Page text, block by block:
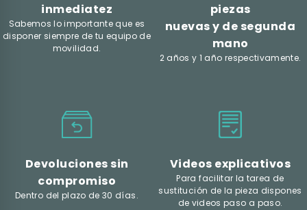
inmediatez
Sabemos lo importante que es
disponer siempre de tu equipo de
movilidad.
piezas
nuevas y de segunda
mano
2 años y 1 año respectivamente.
Devoluciones sin
compromiso
Dentro del plazo de 30 días.
Videos explicativos
Para facilitar la tarea de
sustitución de la pieza dispones
de videos paso a paso.